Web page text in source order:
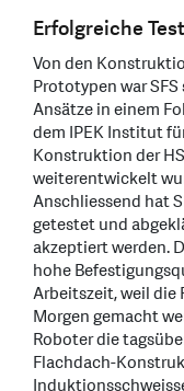
Erfolgreiche
Von den
Prototypen war
Ansätze in einem
dem IPEK Institut
Konstruktion der
weiterentwickelt
Anschliessend hat
getestet und
akzeptiert werden.
hohe
Arbeitszeit, weil die
Morgen gemacht
Roboter die
Flachdach-